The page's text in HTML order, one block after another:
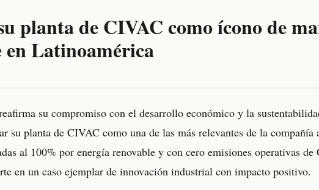
planta de CIVAC como ícono de
en Latinoamérica
su compromiso con el desarrollo económico y la
su planta de CIVAC como una de las más relevantes de la
al 100% por energía renovable y con cero emisiones operativas de
en un caso ejemplar de innovación industrial con impacto positivo.